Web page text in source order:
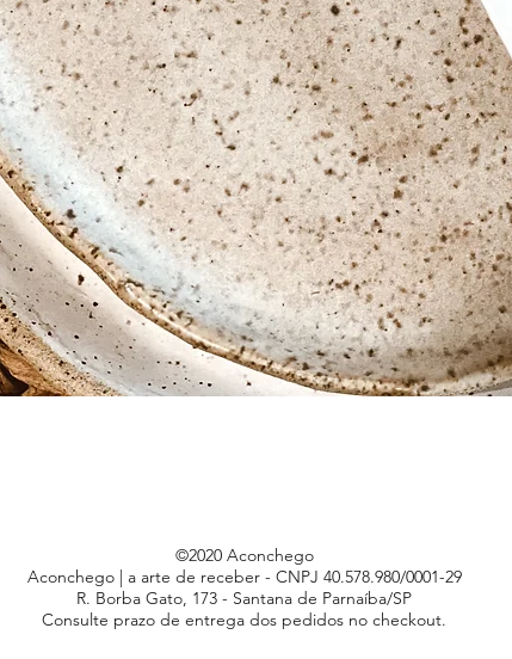
©2020 Aconchego
Aconchego | a arte de receber - CNPJ 40.578.980/0001-29
R. Borba Gato, 173 - Santana de Parnaíba/SP
Consulte prazo de entrega dos pedidos no checkout.